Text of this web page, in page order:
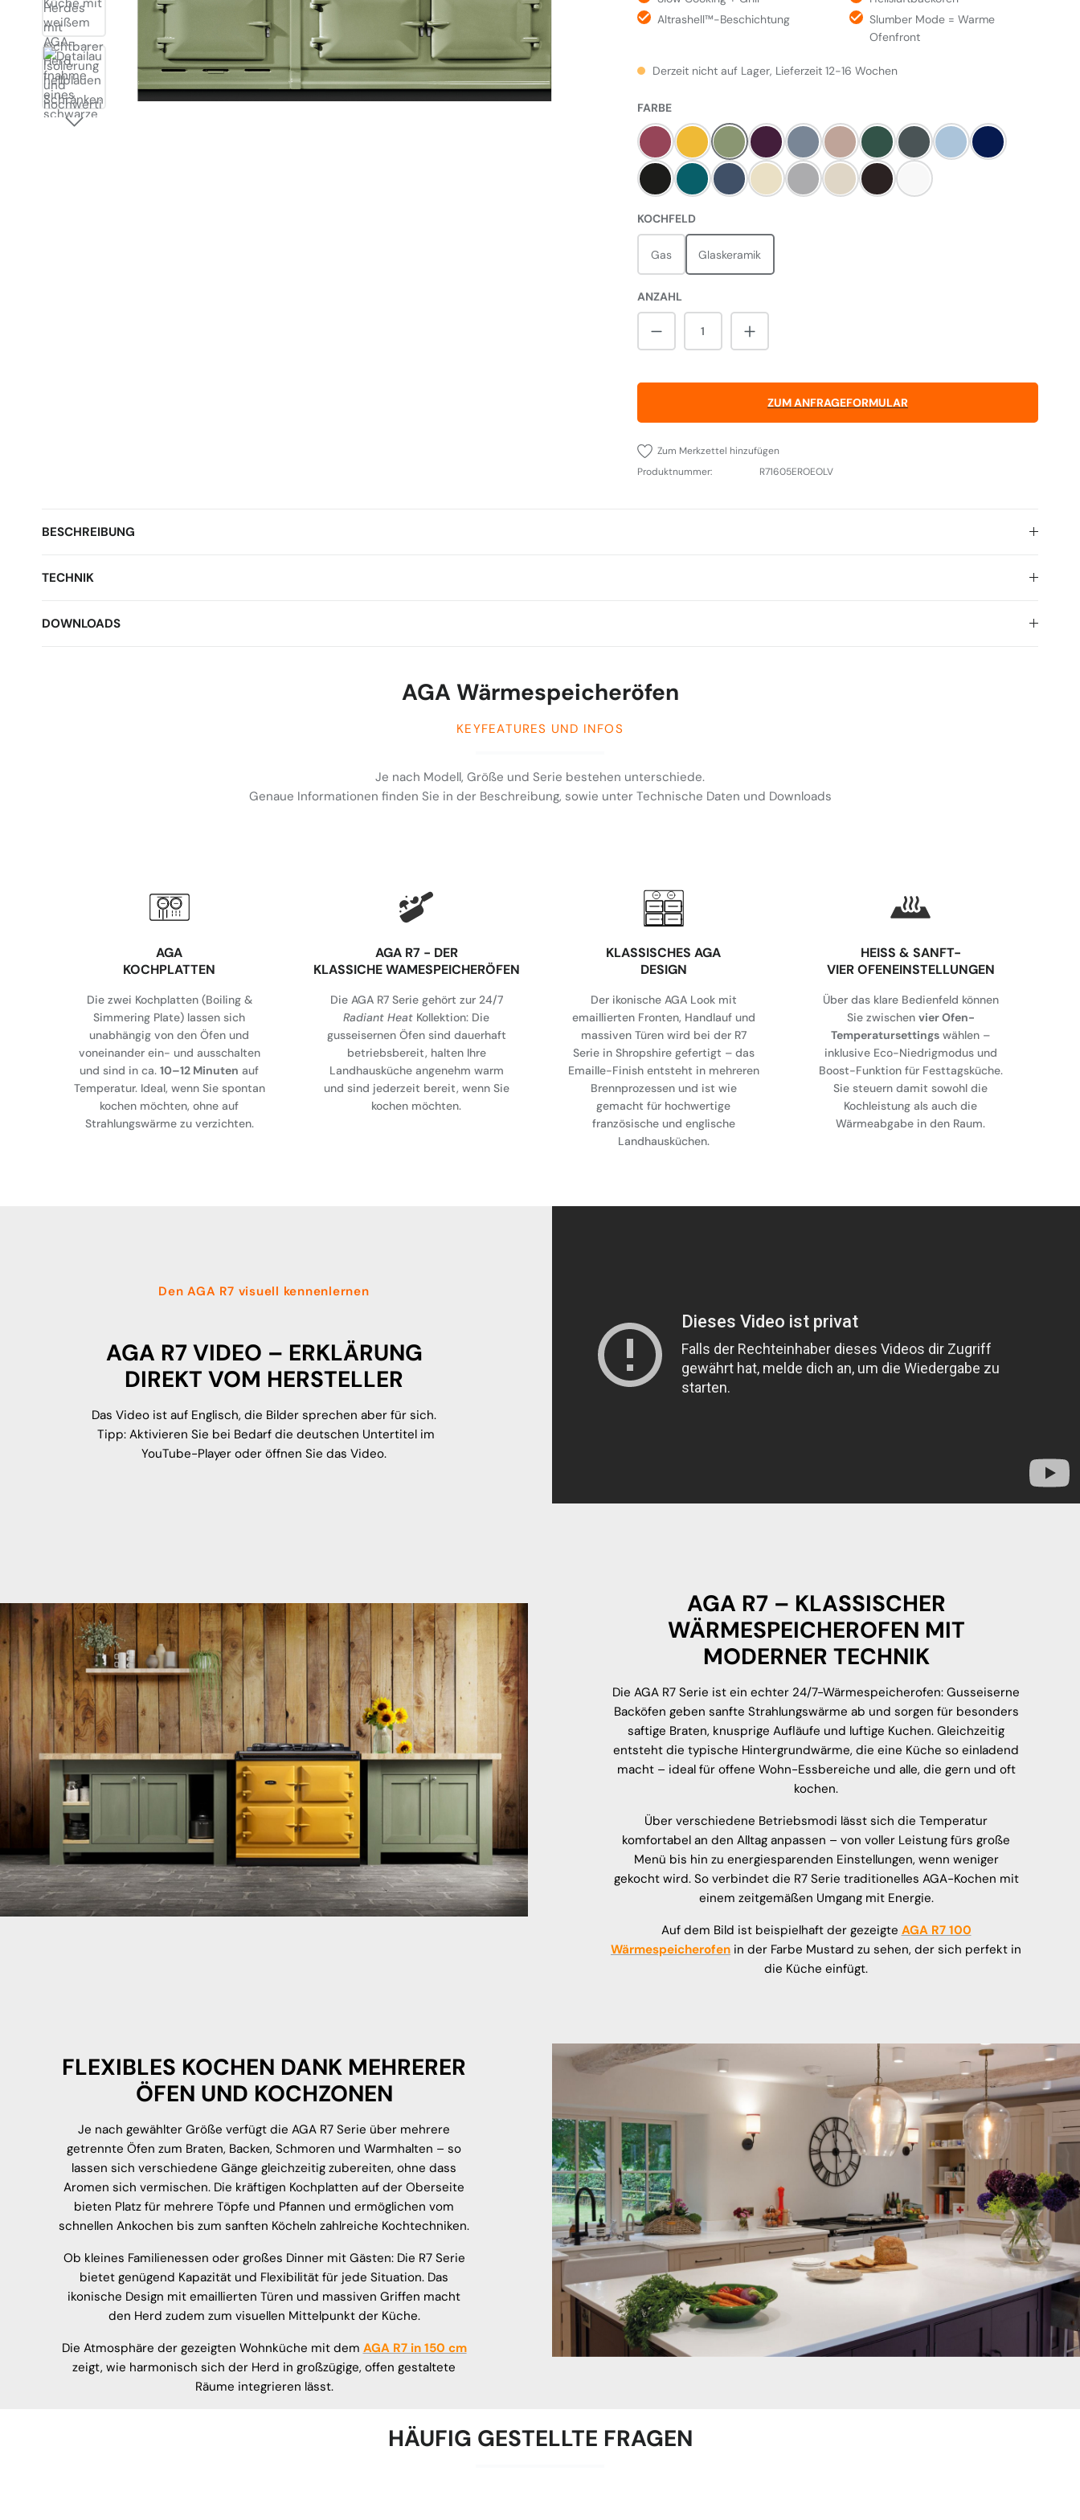
Altrashell™-Beschichtung
Slumber Mode = Warme
Ofenfront
Derzeit nicht auf Lager, Lieferzeit 12-16 Wochen
FARBEAUSWÄHLEN
HimbeereMustard Olivine AubergineDove Blush Britisch Racing Green
Slate Duck Egg Blue
Dark Blue
Pewter Salcombe BlueDartmouth Blue
Linen Pearl Ashes
Cream Black Weiß
KOCHFELDAUSWÄHLEN
Gas Glaskeramik
ANZAHL
Produkt Anzahl: Gib den gewünschten Wert ein
ZUM ANFRAGEFORMULAR
Zum Merkzettel hinzufügen
Produktnummer:
R71605EROEOLV
BESCHREIBUNG
TECHNIK
DOWNLOADS
AGA Wärmespeicheröfen
KEYFEATURES UND INFOS
Je nach Modell, Größe und Serie bestehen unterschiede.
Genaue Informationen finden Sie in der Beschreibung, sowie unter Technische Daten und Downloads
AGA
KOCHPLATTEN
Die zwei Kochplatten (Boiling &
Simmering Plate) lassen sich
unabhängig von den Öfen und
voneinander ein- und ausschalten
und sind in ca.10–12 Minuten auf
Temperatur. Ideal, wenn Sie spontan
kochen möchten, ohne auf
Strahlungswärme zu verzichten.
AGA R7 - DER
KLASSICHE WAMESPEICHERÖFEN
Die AGA R7 Serie gehört zur 24/7
Radiant Heat Kollektion: Die
gusseisernen Öfen sind dauerhaft
betriebsbereit, halten Ihre
Landhausküche angenehm warm
und sind jederzeit bereit, wenn Sie
kochen möchten.
KLASSISCHES AGA
DESIGN
Der ikonische AGA Look mit
emaillierten Fronten, Handlauf und
massiven Türen wird bei der R7
Serie in Shropshire gefertigt – das
Emaille-Finish entsteht in mehreren
Brennprozessen und ist wie
gemacht für hochwertige
französische und englische
Landhausküchen.
HEISS & SANFT-
VIER OFENEINSTELLUNGEN
Über das klare Bedienfeld können
Sie zwischen vier Ofen-
Temperatursettings wählen –
inklusive Eco-Niedrigmodus und
Boost-Funktion für Festtagsküche.
Sie steuern damit sowohl die
Kochleistung als auch die
Wärmeabgabe in den Raum.
Den AGA R7 visuell kennenlernen
AGA R7 VIDEO – ERKLÄRUNG
DIREKT VOM HERSTELLER
Das Video ist auf Englisch, die Bilder sprechen aber für sich.
Tipp: Aktivieren Sie bei Bedarf die deutschen Untertitel im
YouTube-Player oder öffnen Sie das Video.
AGA R7 – KLASSISCHER
WÄRMESPEICHEROFEN MIT
MODERNER TECHNIK
Die AGA R7 Serie ist ein echter 24/7-Wärmespeicherofen: Gusseiserne
Backöfen geben sanfte Strahlungswärme ab und sorgen für besonders
saftige Braten, knusprige Aufläufe und luftige Kuchen. Gleichzeitig
entsteht die typische Hintergrundwärme, die eine Küche so einladend
macht – ideal für offene Wohn-Essbereiche und alle, die gern und oft
kochen.
Über verschiedene Betriebsmodi lässt sich die Temperatur
komfortabel an den Alltag anpassen – von voller Leistung fürs große
Menü bis hin zu energiesparenden Einstellungen, wenn weniger
gekocht wird. So verbindet die R7 Serie traditionelles AGA-Kochen mit
einem zeitgemäßen Umgang mit Energie.
Auf dem Bild ist beispielhaft der gezeigte AGA R7 100
Wärmespeicherofen in der Farbe Mustard zu sehen, der sich perfekt in
die Küche einfügt.
FLEXIBLES KOCHEN DANK MEHRERER
ÖFEN UND KOCHZONEN
Je nach gewählter Größe verfügt die AGA R7 Serie über mehrere
getrennte Öfen zum Braten, Backen, Schmoren und Warmhalten – so
lassen sich verschiedene Gänge gleichzeitig zubereiten, ohne dass
Aromen sich vermischen. Die kräftigen Kochplatten auf der Oberseite
bieten Platz für mehrere Töpfe und Pfannen und ermöglichen vom
schnellen Ankochen bis zum sanften Köcheln zahlreiche Kochtechniken.
Ob kleines Familienessen oder großes Dinner mit Gästen: Die R7 Serie
bietet genügend Kapazität und Flexibilität für jede Situation. Das
ikonische Design mit emaillierten Türen und massiven Griffen macht
den Herd zudem zum visuellen Mittelpunkt der Küche.
Die Atmosphäre der gezeigten Wohnküche mit dem AGA R7 in 150 cm
zeigt, wie harmonisch sich der Herd in großzügige, offen gestaltete
Räume integrieren lässt.
HÄUFIG GESTELLTE FRAGEN